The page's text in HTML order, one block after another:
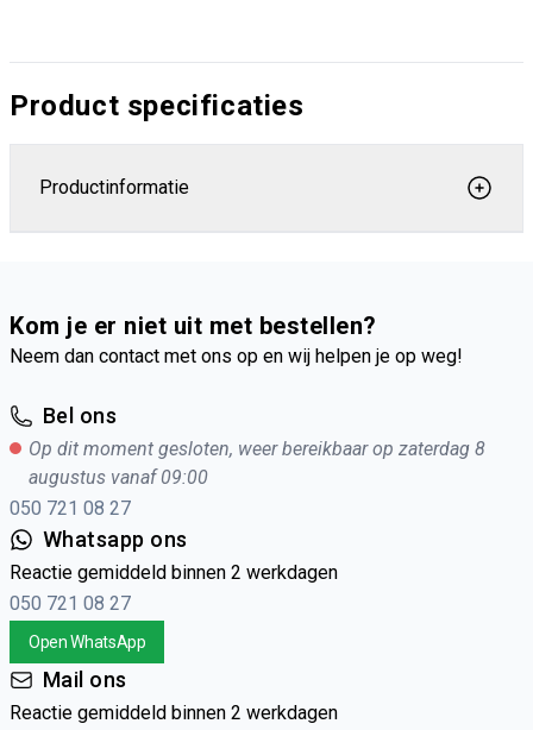
Product specificaties
Productinformatie
Kom je er niet uit met bestellen?
Neem dan contact met ons op en wij helpen je op weg!
Bel ons
Op dit moment gesloten, weer bereikbaar op zaterdag 8
augustus vanaf 09:00
050 721 08 27
Whatsapp ons
Reactie gemiddeld binnen 2 werkdagen
050 721 08 27
Open WhatsApp
Mail ons
Reactie gemiddeld binnen 2 werkdagen